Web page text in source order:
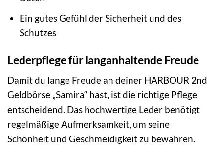
Ein gutes Gefühl der Sicherheit und des
Schutzes
Lederpflege für langanhaltende Freude
Damit du lange Freude an deiner HARBOUR 2nd
Geldbörse „Samira“ hast, ist die richtige Pflege
entscheidend. Das hochwertige Leder benötigt
regelmäßige Aufmerksamkeit, um seine
Schönheit und Geschmeidigkeit zu bewahren.